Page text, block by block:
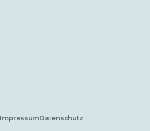
ImpressumDatenschutz